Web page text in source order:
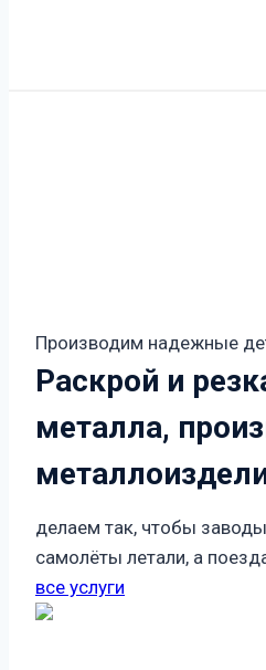
Производим надежные
Раскрой и
металла,
делаем так, чтобы
самолёты летали, а
все услуги